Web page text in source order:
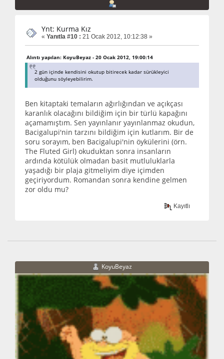
Ynt: Kurma Kız
« Yanıtla #10 : 21 Ocak 2012, 10:12:38 »
Alıntı yapılan: KoyuBeyaz - 20 Ocak 2012, 19:00:14
2 gün içinde kendisini okutup bitirecek kadar sürükleyici
olduğunu söyleyebilirim.
Ben kitaptaki temaların ağırlığından ve açıkçası
karanlık olacağını bildiğim için bir türlü kapağını
açamamıştım. Sen yayınlanır yayınlanmaz okudun,
Bacigalupi'nin tarzını bildiğim için kutlarım. Bir de
soru sorayım, ben Bacigalupi'nin öykülerini (örn.
The Fluted Girl) okuduktan sonra insanların
ardında kötülük olmadan basit mutluluklarla
yaşadığı bir plaja gitmeliyim diye içimden
geçiriyordum. Romandan sonra kendine gelmen
zor oldu mu?
Kayıtlı
KoyuBeyaz